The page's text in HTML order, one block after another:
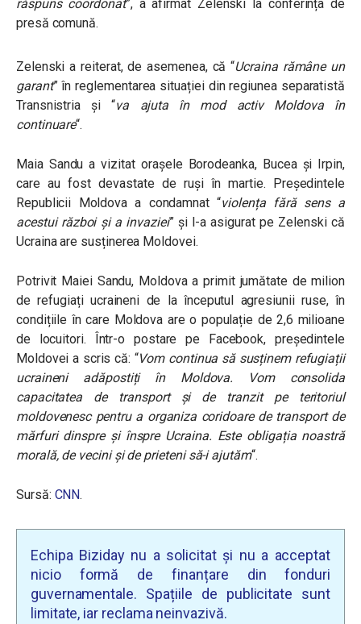
răspuns coordonat”, a afirmat Zelenski la conferința de
presă comună.
Zelenski a reiterat, de asemenea, că “Ucraina rămâne un
garant” în reglementarea situației din regiunea separatistă
Transnistria și “va ajuta în mod activ Moldova în
continuare“.
Maia Sandu a vizitat orașele Borodeanka, Bucea și Irpin,
care au fost devastate de ruși în martie. Președintele
Republicii Moldova a condamnat “violența fără sens a
acestui război și a invaziei” și l-a asigurat pe Zelenski că
Ucraina are susținerea Moldovei.
Potrivit Maiei Sandu, Moldova a primit jumătate de milion
de refugiați ucraineni de la începutul agresiunii ruse, în
condițiile în care Moldova are o populație de 2,6 milioane
de locuitori. Într-o postare pe Facebook, președintele
Moldovei a scris că: “Vom continua să susținem refugiații
ucraineni adăpostiți în Moldova. Vom consolida
capacitatea de transport și de tranzit pe teritoriul
moldovenesc pentru a organiza coridoare de transport de
mărfuri dinspre și înspre Ucraina. Este obligația noastră
morală, de vecini și de prieteni să-i ajutăm“.
Sursă: CNN.
Echipa Biziday nu a solicitat și nu a acceptat
nicio formă de finanțare din fonduri
guvernamentale. Spațiile de publicitate sunt
limitate, iar reclama neinvazivă.